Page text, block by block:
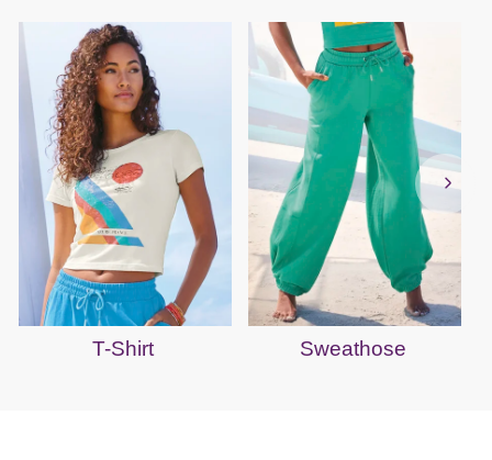
T-Shirt Sweathose